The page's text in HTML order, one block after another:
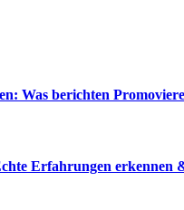
Was berichten
Erfahrungen erkennen